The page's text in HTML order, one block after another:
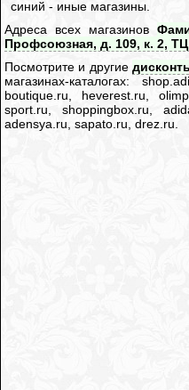
синий - иные магазины.
Адреса всех магазинов
Профсоюзная, д. 109, к. 2,
Посмотрите и другие
магазинах-каталогах:
boutique.ru, heverest.ru,
sport.ru, shoppingbox.ru,
adensya.ru, sapato.ru, drez.ru.